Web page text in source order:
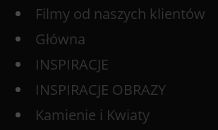
Filmy od naszych klientów
Główna
INSPIRACJE
INSPIRACJE OBRAZY
Kamienie i Kwiaty